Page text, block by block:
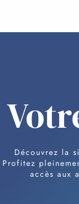
Découvrez la
Profitez
accès aux